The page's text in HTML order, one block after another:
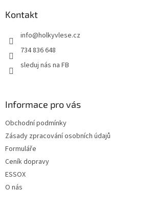
Kontakt
info@holkyvlese.cz
734 836 648
sleduj nás na FB
Informace pro vás
Obchodní podmínky
Zásady zpracování osobních údajů
Formuláře
Ceník dopravy
ESSOX
O nás